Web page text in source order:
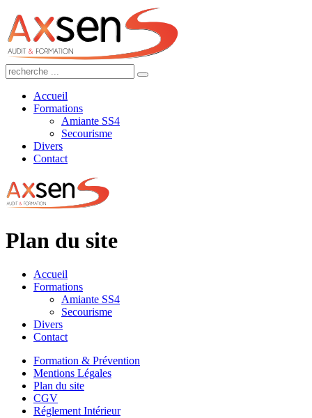
Accueil
Formations
Amiante SS4
Secourisme
Divers
Contact
Plan du site
Accueil
Formations
Amiante SS4
Secourisme
Divers
Contact
Formation & Prévention
Mentions Légales
Plan du site
CGV
Réglement Intérieur